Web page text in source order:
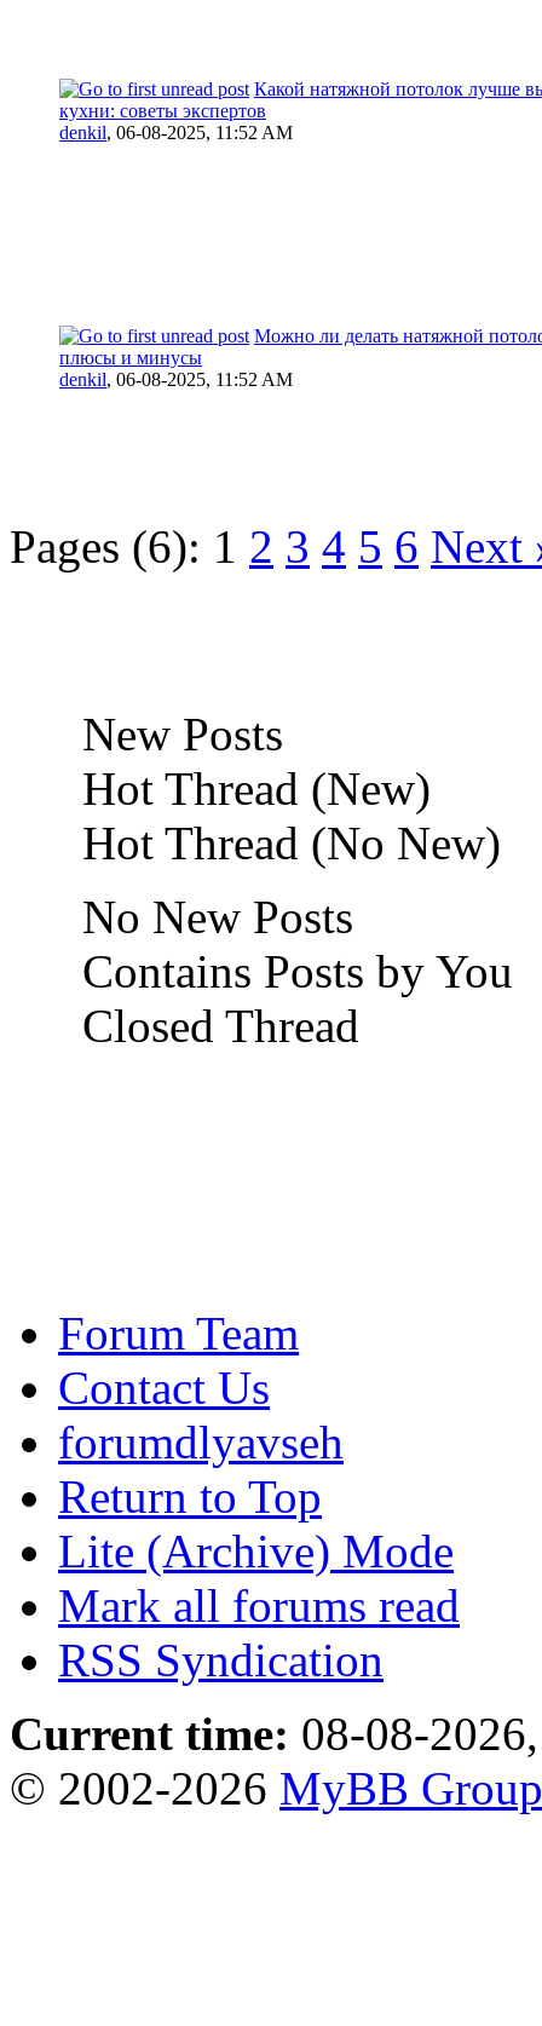
Какой натяжной потолок лучше
кухни: советы экспертов
denkil, 06-08-2025, 11:52 AM
Можно ли делать натяжной
плюсы и минусы
denkil, 06-08-2025, 11:52 AM
Pages (6): 1 2 3 4 5 6 Next
New Posts
Hot Thread (New)
Hot Thread (No New)
No New Posts
Contains Posts by You
Closed Thread
Forum Team
Contact Us
forumdlyavseh
Return to Top
Lite (Archive) Mode
Mark all forums read
RSS Syndication
Current time: 08-08-
© 2002-2026 MyBB Group